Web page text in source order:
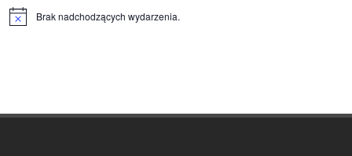
Powiadomienie
Brak nadchodzących wydarzenia.